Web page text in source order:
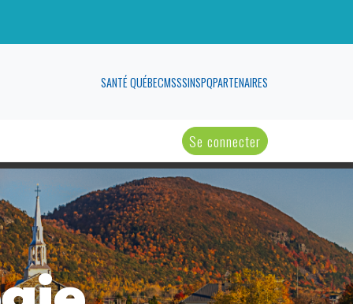
SANTÉ QUÉBECMSSSINSPQPARTENAIRES
Se connecter